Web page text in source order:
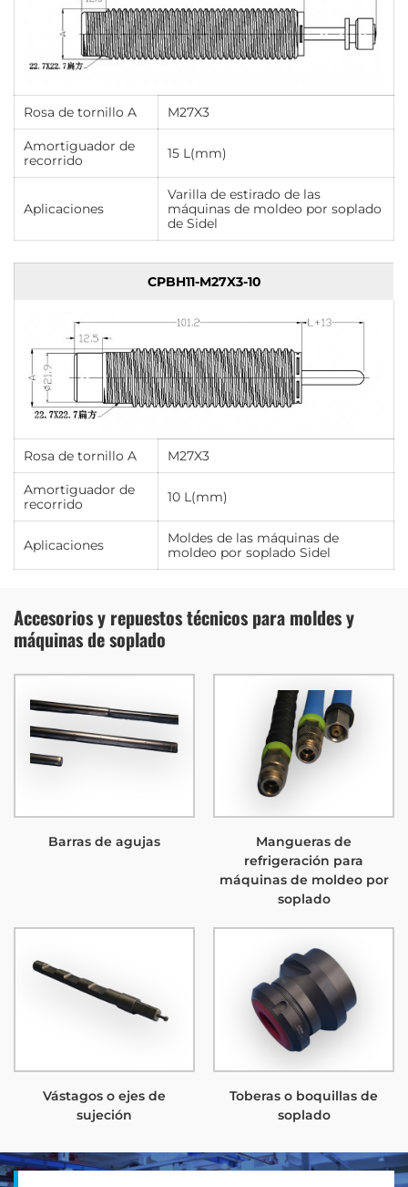
Rosa de tornillo A M27X3
Amortiguador de
recorrido
15 L(mm)
Aplicaciones
Varilla de estirado de las
máquinas de moldeo por soplado
de Sidel
CPBH11-M27X3-10
Rosa de tornillo A M27X3
Amortiguador de
recorrido
10 L(mm)
Aplicaciones
Moldes de las máquinas de
moldeo por soplado Sidel
Accesorios y repuestos técnicos para moldes y
máquinas de soplado
Barras de agujas
Mangueras de
refrigeración para
máquinas de moldeo por
soplado
Vástagos o ejes de
sujeción
Toberas o boquillas de
soplado